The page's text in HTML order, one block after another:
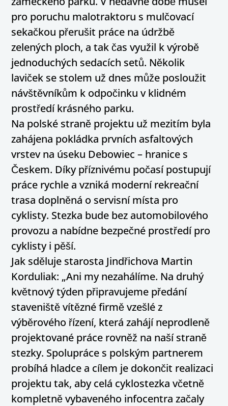
pro poruchu malotraktoru s mulčovací
sekačkou přerušit práce na údržbě
zelených ploch, a tak čas využil k výrobě
jednoduchých sedacích setů. Několik
laviček se stolem už dnes může posloužit
návštěvníkům k odpočinku v klidném
prostředí krásného parku.
Na polské straně projektu už mezitím byla
zahájena pokládka prvních asfaltových
vrstev na úseku Debowiec – hranice s
Českem. Díky příznivému počasí postupují
práce rychle a vzniká moderní rekreační
trasa doplněná o servisní místa pro
cyklisty. Stezka bude bez automobilového
provozu a nabídne bezpečné prostředí pro
cyklisty i pěší.
Jak sděluje starosta Jindřichova Martin
Korduliak: „Ani my nezahálíme. Na druhý
květnový týden připravujeme předání
staveniště vítězné firmě vzešlé z
výběrového řízení, která zahájí neprodleně
projektované práce rovněž na naší straně
stezky. Spolupráce s polským partnerem
probíhá hladce a cílem je dokončit realizaci
projektu tak, aby celá cyklostezka včetně
kompletně vybaveného infocentra začaly